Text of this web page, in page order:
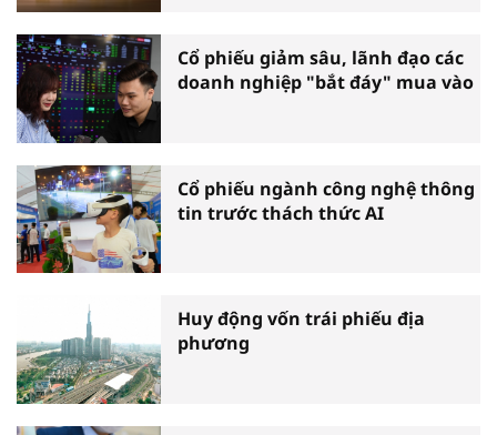
Cổ phiếu giảm sâu, lãnh đạo các
doanh nghiệp "bắt đáy" mua vào
Cổ phiếu ngành công nghệ thông
tin trước thách thức AI
Huy động vốn trái phiếu địa
phương